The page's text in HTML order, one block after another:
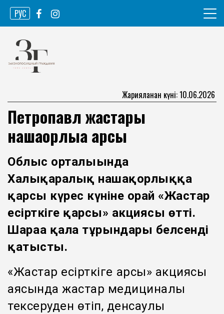
Skip
content
РУС
Законопослушный гражданин
Жарияланған күні: 10.06.2026
Петропавл жастары
нашақорлыққа қарсы
Облыс орталығында
Халықаралық нашақорлыққа
қарсы күрес күніне орай «Жастар
есірткіге қарсы» акциясы өтті.
Шараға қала тұрғындары белсенді
қатысты.
«Жастар есірткіге қарсы» акциясы
аясында жастар медициналық
тексеруден өтіп, денсаулық